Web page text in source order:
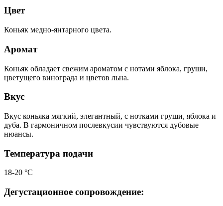
Цвет
Коньяк медно-янтарного цвета.
Аромат
Коньяк обладает свежим ароматом с нотами яблока, груши,
цветущего винограда и цветов льна.
Вкус
Вкус коньяка мягкий, элегантный, с нотками груши, яблока и
дуба. В гармоничном послевкусии чувствуются дубовые
нюансы.
Температура подачи
18-20 °С
Дегустационное сопровождение: